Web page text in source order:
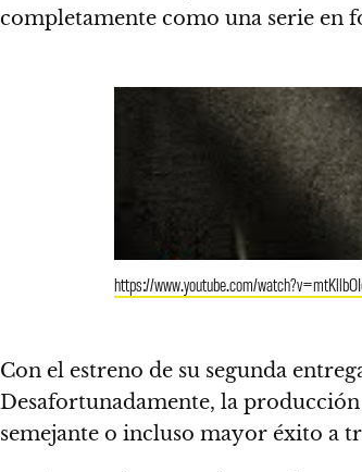
completamente como una serie en
https://www.youtube.com/
Con el estreno de su segunda
Desafortunadamente, la
semejante o incluso mayor éxito a